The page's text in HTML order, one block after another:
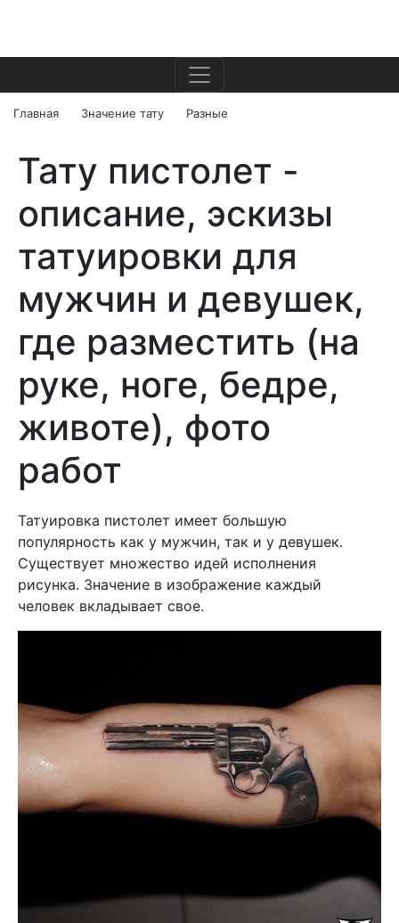
Главная Значение тату Разные
Тату пистолет -
описание, эскизы
татуировки для
мужчин и девушек,
где разместить (на
руке, ноге, бедре,
животе), фото
работ
Татуировка пистолет имеет большую
популярность как у мужчин, так и у девушек.
Существует множество идей исполнения
рисунка. Значение в изображение каждый
человек вкладывает свое.